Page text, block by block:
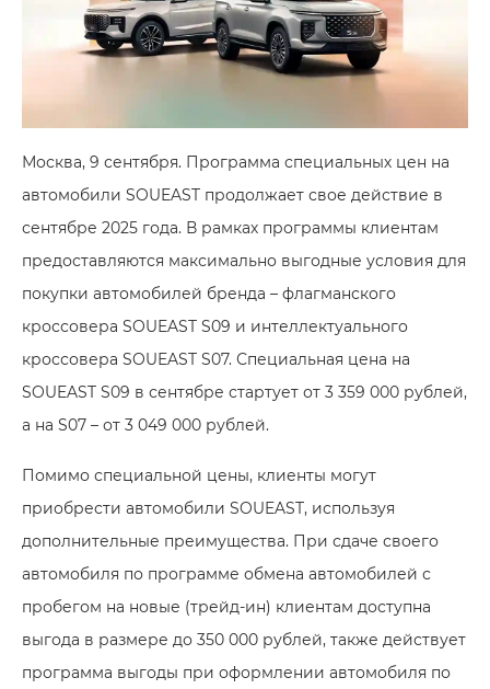
Москва, 9 сентября. Программа специальных цен на
автомобили SOUEAST продолжает свое действие в
сентябре 2025 года. В рамках программы клиентам
предоставляются максимально выгодные условия для
покупки автомобилей бренда – флагманского
кроссовера SOUEAST S09 и интеллектуального
кроссовера SOUEAST S07. Специальная цена на
SOUEAST S09 в сентябре стартует от 3 359 000 рублей,
а на S07 – от 3 049 000 рублей.
Помимо специальной цены, клиенты могут
приобрести автомобили SOUEAST, используя
дополнительные преимущества. При сдаче своего
автомобиля по программе обмена автомобилей с
пробегом на новые (трейд-ин) клиентам доступна
выгода в размере до 350 000 рублей, также действует
программа выгоды при оформлении автомобиля по